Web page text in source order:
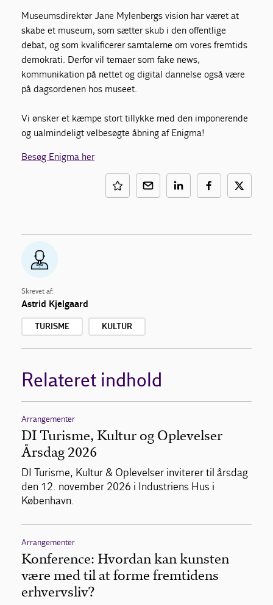
Museumsdirektør Jane Mylenbergs vision har været at
skabe et museum, som sætter skub i den offentlige
debat, og som kvalificerer samtalerne om vores fremtids
demokrati. Derfor vil temaer som fake news,
kommunikation på nettet og digital dannelse også være
på dagsordenen hos museet.
Vi ønsker et kæmpe stort tillykke med den imponerende
og ualmindeligt velbesøgte åbning af Enigma!
Besøg Enigma her
Skrevet af:
Astrid Kjelgaard
TURISME KULTUR
Relateret indhold
Arrangementer
DI Turisme, Kultur og Oplevelser
Årsdag 2026
DI Turisme, Kultur & Oplevelser inviterer til årsdag
den 12. november 2026 i Industriens Hus i
København.
Arrangementer
Konference: Hvordan kan kunsten
være med til at forme fremtidens
erhvervsliv?